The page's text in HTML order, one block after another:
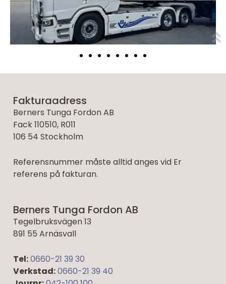
Fakturaadress
Berners Tunga Fordon AB
Fack 110510, R011
106 54 Stockholm
Referensnummer måste alltid anges vid Er
referens på fakturan.
Berners Tunga Fordon AB
Tegelbruksvägen 13
891 55 Arnäsvall
Tel:0660-21 39 30
Verkstad:0660-21 39 40